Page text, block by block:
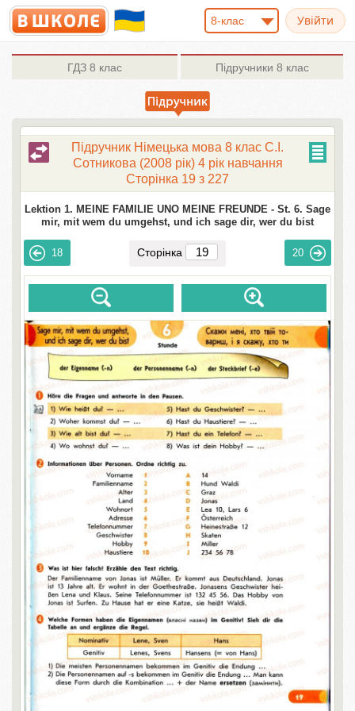
8-клас
ГДЗ 8 клас Підручники 8 клас
Підручник Німецька мова 8 клас С.І.
Сотникова (2008 рік) 4 рік навчання
Сторінка 19 з 227
Lektion 1. MEINE FAMILIE UNO MEINE FREUNDE - St. 6. Sage
mir, mit wem du umgehst, und ich sage dir, wer du bist
18 Сторінка 20